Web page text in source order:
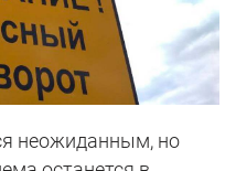
неожиданным, но